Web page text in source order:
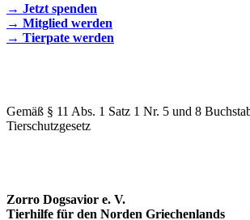
→ Jetzt spenden
→ Mitglied werden
→ Tierpate werden
Gemäß § 11 Abs. 1 Satz 1 Nr. 5 und 8
Tierschutzgesetz
Zorro Dogsavior e. V.
Tierhilfe für den Norden Griechenlands